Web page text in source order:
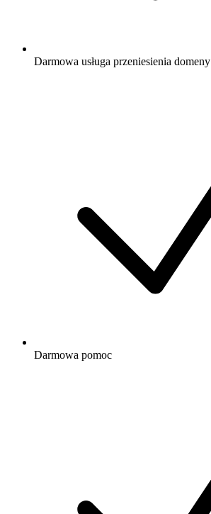
Darmowa usługa przeniesienia domeny
Darmowa pomoc